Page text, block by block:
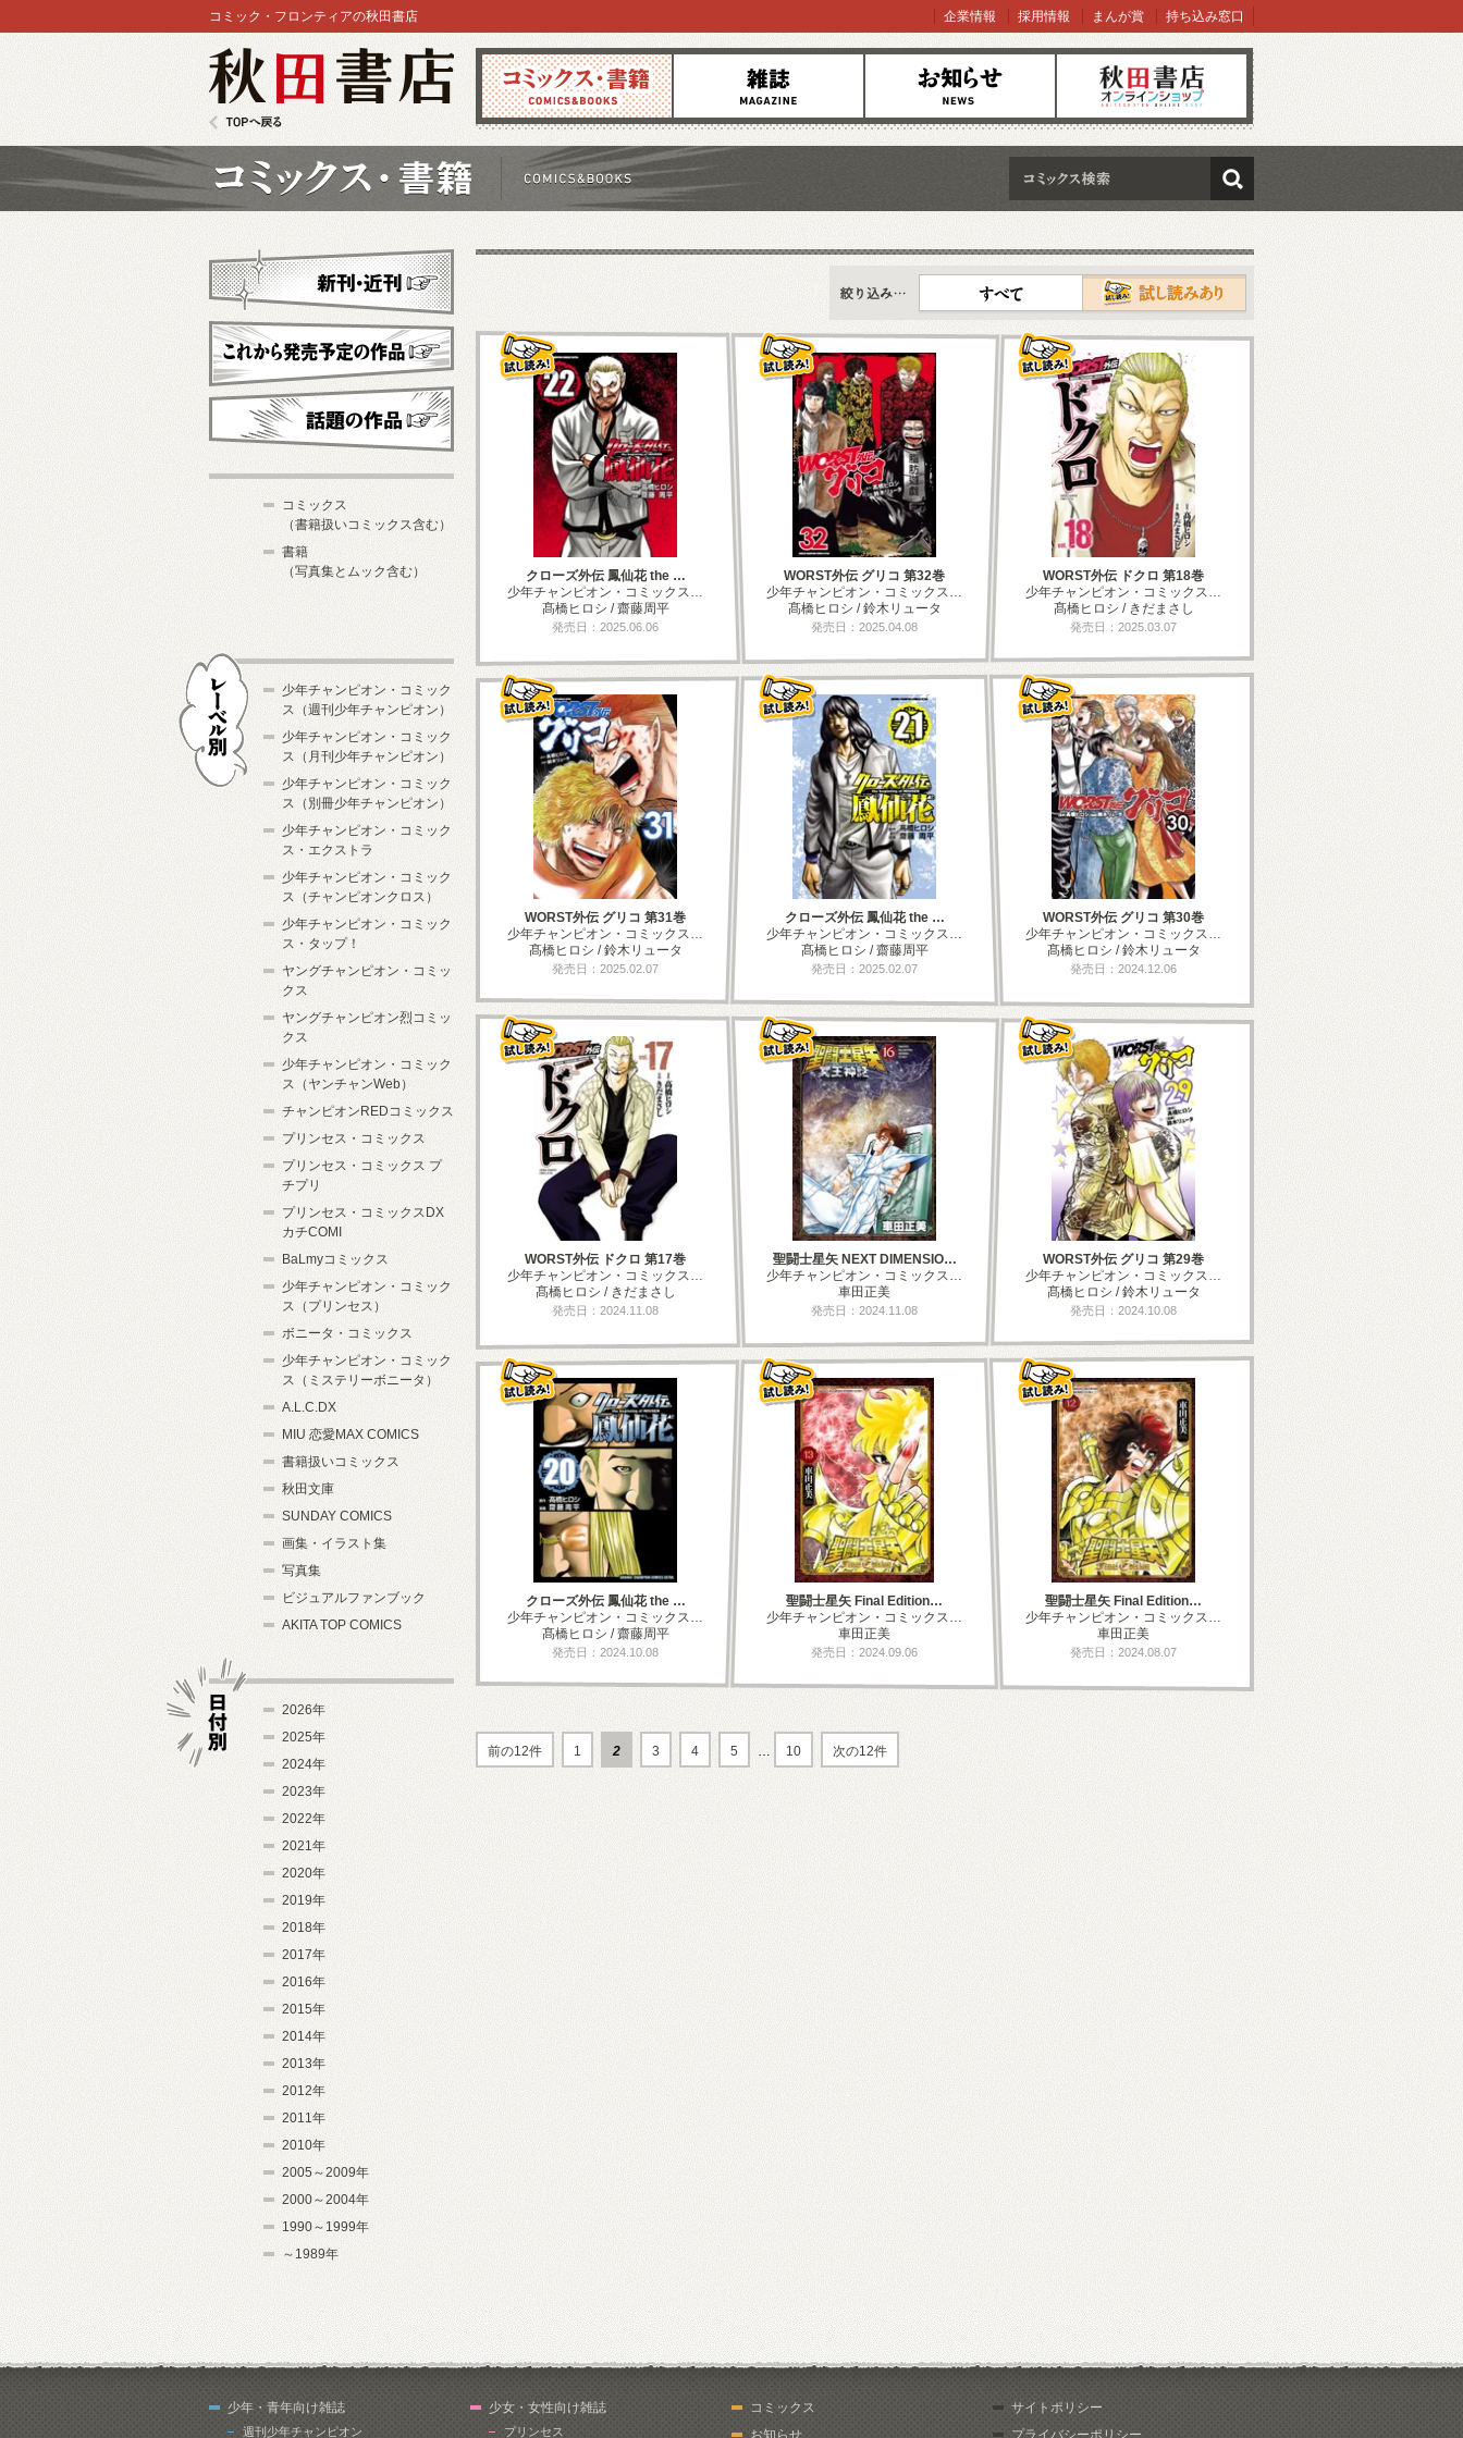
コミックス 雑誌 お知らせ オンラインショップ
コミック・フロンティアの秋田書店 企業情報 採用情報 まんが賞 持ち込み窓口
検索
新刊情報
すべて
クローズ外伝 鳳仙花 the …
少年チャンピオン・コミックス…
髙橋ヒロシ / 齋藤周平
発売日：2025.06.06
WORST外伝 グリコ 第32巻
少年チャンピオン・コミックス…
髙橋ヒロシ / 鈴木リュータ
発売日：2025.04.08
WORST外伝 ドクロ 第18巻
少年チャンピオン・コミックス…
髙橋ヒロシ / きだまさし
発売日：2025.03.07
WORST外伝 グリコ 第31巻
少年チャンピオン・コミックス…
髙橋ヒロシ / 鈴木リュータ
発売日：2025.02.07
クローズ外伝 鳳仙花 the …
少年チャンピオン・コミックス…
髙橋ヒロシ / 齋藤周平
発売日：2025.02.07
WORST外伝 グリコ 第30巻
少年チャンピオン・コミックス…
髙橋ヒロシ / 鈴木リュータ
発売日：2024.12.06
WORST外伝 ドクロ 第17巻
少年チャンピオン・コミックス…
髙橋ヒロシ / きだまさし
発売日：2024.11.08
聖闘士星矢 NEXT DIMENSIO…
少年チャンピオン・コミックス…
車田正美
発売日：2024.11.08
WORST外伝 グリコ 第29巻
少年チャンピオン・コミックス…
髙橋ヒロシ / 鈴木リュータ
発売日：2024.10.08
クローズ外伝 鳳仙花 the …
少年チャンピオン・コミックス…
髙橋ヒロシ / 齋藤周平
発売日：2024.10.08
聖闘士星矢 Final Edition…
少年チャンピオン・コミックス…
車田正美
発売日：2024.09.06
聖闘士星矢 Final Edition…
少年チャンピオン・コミックス…
車田正美
発売日：2024.08.07
前の12件 1 2 3 4 5 … 10 次の12件
新刊・近刊
これから発売予定
コミックス
（書籍扱いコミックス含む）
書籍
（写真集とムック含む）
少年チャンピオン・コミック
ス（週刊少年チャンピオン）
少年チャンピオン・コミック
ス（月刊少年チャンピオン）
少年チャンピオン・コミック
ス（別冊少年チャンピオン）
少年チャンピオン・コミック
ス・エクストラ
少年チャンピオン・コミック
ス（チャンピオンクロス）
少年チャンピオン・コミック
ス・タップ！
ヤングチャンピオン・コミッ
クス
ヤングチャンピオン烈コミッ
クス
少年チャンピオン・コミック
ス（ヤンチャンWeb）
チャンピオンREDコミックス
プリンセス・コミックス
プリンセス・コミックス プ
チプリ
プリンセス・コミックスDX
カチCOMI
BaLmyコミックス
少年チャンピオン・コミック
ス（プリンセス）
ボニータ・コミックス
少年チャンピオン・コミック
ス（ミステリーボニータ）
A.L.C.DX
MIU 恋愛MAX COMICS
書籍扱いコミックス
秋田文庫
SUNDAY COMICS
画集・イラスト集
写真集
ビジュアルファンブック
AKITA TOP COMICS
2026年
2025年
2024年
2023年
2022年
2021年
2020年
2019年
2018年
2017年
2016年
2015年
2014年
2013年
2012年
2011年
2010年
2005～2009年
2000～2004年
1990～1999年
～1989年
少年・青年向け雑誌
週刊少年チャンピオン
少女・女性向け雑誌
プリンセス
コミックス
お知らせ
サイトポリシー
プライバシーポリシー